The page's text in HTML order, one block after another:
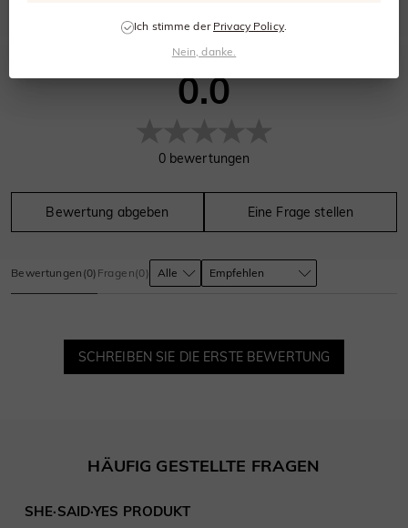
0.0
0 bewertungen
Bewertung abgeben Eine Frage stellen
Bewertungen (0) Fragen(0)
SCHREIBEN SIE DIE ERSTE BEWERTUNG
HÄUFIG GESTELLTE FRAGEN
SHE·SAID·YES PRODUKT
Ich stimme der Privacy Policy.
Nein, danke.